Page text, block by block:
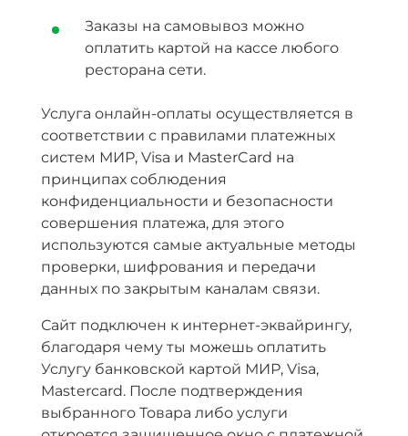
Заказы на самовывоз можно
оплатить картой на кассе любого
ресторана сети.
Услуга онлайн-оплаты осуществляется в
соответствии с правилами платежных
систем МИР, Visa и MasterCard на
принципах соблюдения
конфиденциальности и безопасности
совершения платежа, для этого
используются самые актуальные методы
проверки, шифрования и передачи
данных по закрытым каналам связи.
Сайт подключен к интернет-эквайрингу,
благодаря чему ты можешь оплатить
Услугу банковской картой МИР, Visa,
Mastercard. После подтверждения
выбранного Товара либо услуги